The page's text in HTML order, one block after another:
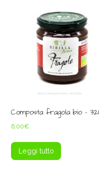
Composta fragola bio –
6,00€
Leggi tutto